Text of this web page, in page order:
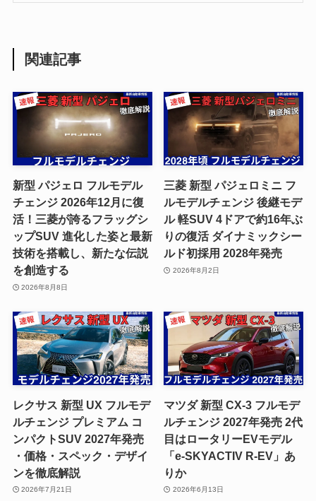
関連記事
新型 パジェロ フルモデル
チェンジ 2026年12月に復
活！三菱が誇るフラッグシ
ップSUV 進化した姿と最新
技術を搭載し、新たな伝説
を創造する
2026年8月8日
三菱 新型 パジェロミニ フ
ルモデルチェンジ 後継モデ
ル 軽SUV 4ドアで約16年ぶ
りの復活 ダイナミックシー
ルド初採用 2028年発売
2026年8月2日
レクサス 新型 UX フルモデ
ルチェンジ プレミアム コ
ンパクトSUV 2027年発売
・価格・スペック・デザイ
ンを徹底解説
2026年7月21日
マツダ 新型 CX-3 フルモデ
ルチェンジ 2027年発売 2代
目はロータリーEVモデル
「e-SKYACTIV R-EV」あ
りか
2026年6月13日